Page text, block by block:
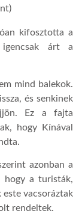
kifosztotta a
árt a
mind balekok.
és senkinek
Ez a fajta
hogy Kínával
azonban a
hogy a turisták,
este vacsoráztak
rendeltek.